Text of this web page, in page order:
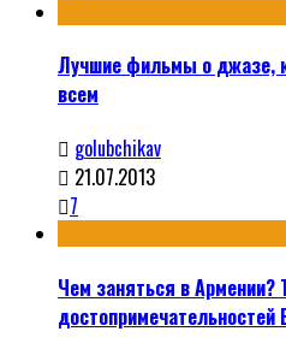
Лучшие фильмы о джазе,
всем
golubchikav
21.07.2013
7
Чем заняться в Армении?
достопримечательностей